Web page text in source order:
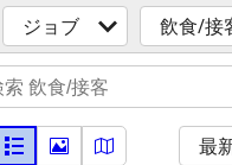
ジョブ 飲食/接
最